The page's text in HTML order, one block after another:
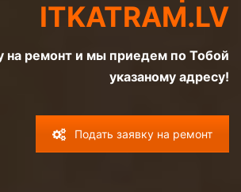
ITKATRAM.LV
на ремонт и мы приедем по Тобой
указаному адресу!
Подать заявку на ремонт